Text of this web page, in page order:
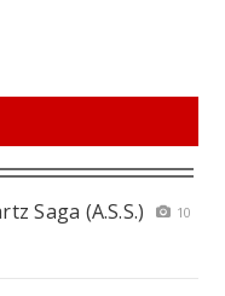
Saga (A.S.S.)
10